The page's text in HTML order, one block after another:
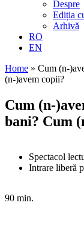
Despre
Ediția
Arhivă
RO
EN
Home » Cum (n-
(n-)avem copii?
Cum (n-
bani? Cum
Spectacol
Intrare liberă
90 min.